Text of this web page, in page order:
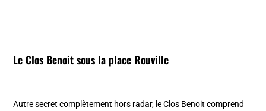
Le Clos Benoit sous la place Rouville
Autre secret complètement hors radar, le Clos Benoit comprend